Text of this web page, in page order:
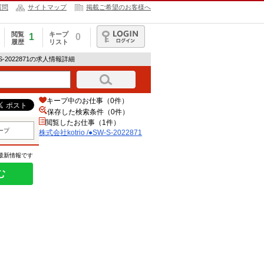
問 サイトマップ 掲載ご希望のお客様へ
閲覧
履歴
1
キープ
リスト
0
ログイン
2022871の求人情報詳細
プ
新情報です
キープ中のお仕事（0件）
保存した検索条件（0件）
閲覧したお仕事（1件）
株式会社kotrio /●SW-S-2022871